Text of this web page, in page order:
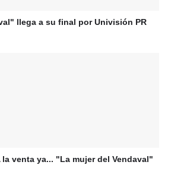
llega a su final por Univisión PR
la venta ya... "La mujer del Vendaval"